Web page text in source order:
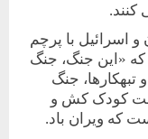
کنند.
اسرائیل با پرچم
که «این جنگ، جنگ
تبهکارها، جنگ
کودک کش و
که ویران باد.